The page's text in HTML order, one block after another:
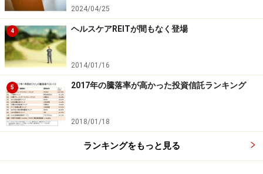
2024/04/25
4 ヘルスケアREITが間もなく登場
2014/01/16
5 2017年の騰落率が高かった投資信託ランキング
2018/01/18
ランキングをもっと見る